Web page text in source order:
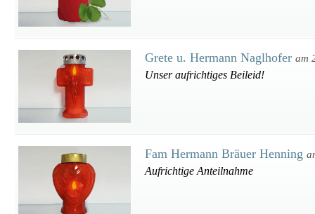
Grete u. Hermann Naglhofer am
Unser aufrichtiges Beileid!
Fam Hermann Bräuer Henning
Aufrichtige Anteilnahme